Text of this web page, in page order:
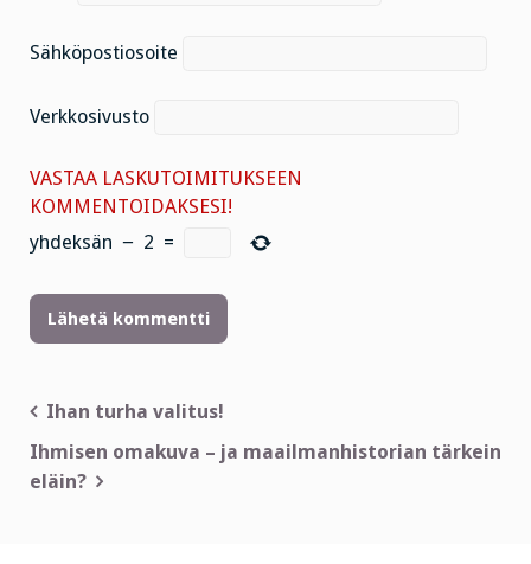
Sähköpostiosoite
Verkkosivusto
VASTAA LASKUTOIMITUKSEEN
KOMMENTOIDAKSESI!
yhdeksän − 2 =
Artikkelien
selaus
Ihan turha valitus!
Ihmisen omakuva – ja maailmanhistorian tärkein
eläin?